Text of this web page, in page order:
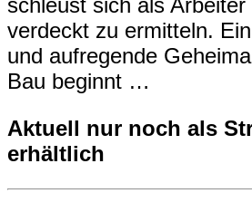
verdeckt zu ermitteln.
und aufregende
Bau beginnt …
Aktuell nur noch als
erhältlich